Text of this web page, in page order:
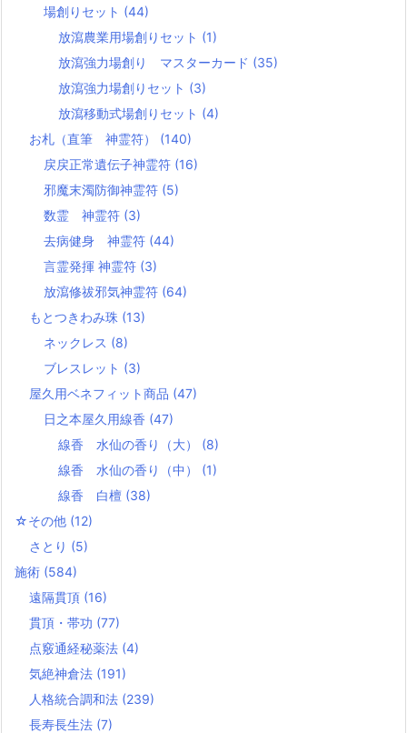
場創りセット (44)
放瀉農業用場創りセット (1)
放瀉強力場創り マスターカード (35)
放瀉強力場創りセット (3)
放瀉移動式場創りセット (4)
お札（直筆 神霊符） (140)
戻戻正常遺伝子神霊符 (16)
邪魔末濁防御神霊符 (5)
数霊 神霊符 (3)
去病健身 神霊符 (44)
言霊発揮 神霊符 (3)
放瀉修祓邪気神霊符 (64)
もとつきわみ珠 (13)
ネックレス (8)
ブレスレット (3)
屋久用ベネフィット商品 (47)
日之本屋久用線香 (47)
線香 水仙の香り（大） (8)
線香 水仙の香り（中） (1)
線香 白檀 (38)
☆その他 (12)
さとり (5)
施術 (584)
遠隔貫頂 (16)
貫頂・帯功 (77)
点竅通経秘薬法 (4)
気絶神倉法 (191)
人格統合調和法 (239)
長寿長生法 (7)